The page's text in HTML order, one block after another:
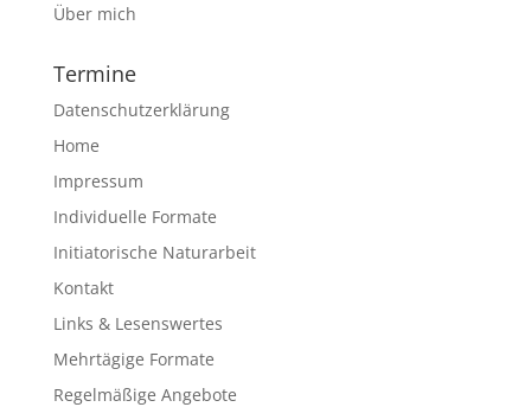
Über mich
Termine
Datenschutzerklärung
Home
Impressum
Individuelle Formate
Initiatorische Naturarbeit
Kontakt
Links & Lesenswertes
Mehrtägige Formate
Regelmäßige Angebote